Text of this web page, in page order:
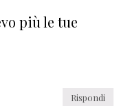
più le tue
Rispondi